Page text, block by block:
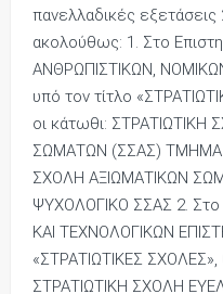
πανελλαδικές
ακολούθως: 1. Στο
ΑΝΘΡΩΠΙΣΤΙΚΩΝ,
υπό τον τίτλο
οι κάτωθι: ΣΤΡΑΤΙΩΤΙΚΗ
ΣΩΜΑΤΩΝ (ΣΣΑΣ) ΤΜΗΜΑ
ΣΧΟΛΗ ΑΞΙΩΜΑΤΙΚΩΝ
ΨΥΧΟΛΟΓΙΚΟ ΣΣΑΣ 2. Στο
ΚΑΙ ΤΕΧΝΟΛΟΓΙΚΩΝ
«ΣΤΡΑΤΙΩΤΙΚΕΣ ΣΧΟΛΕΣ»,
ΣΤΡΑΤΙΩΤΙΚΗ ΣΧΟΛΗ